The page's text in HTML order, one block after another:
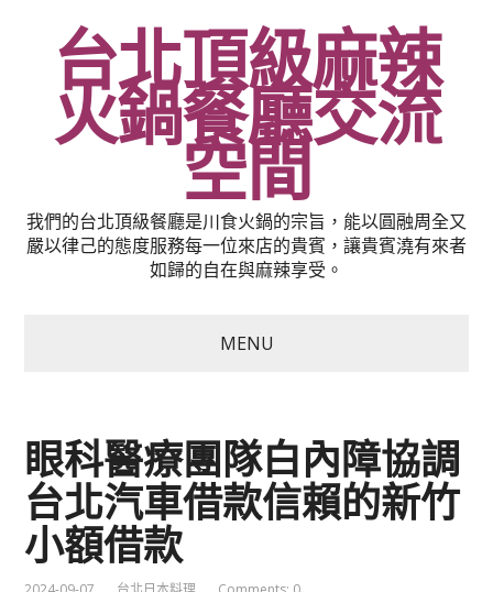
台北頂級麻辣
火鍋餐廳交流
空間
我們的台北頂級餐廳是川食火鍋的宗旨，能以圓融周全又
嚴以律己的態度服務每一位來店的貴賓，讓貴賓澆有來者
如歸的自在與麻辣享受。
MENU
眼科醫療團隊白內障協調
台北汽車借款信賴的新竹
小額借款